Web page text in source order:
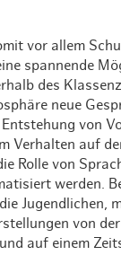
vor allem
spannende
des
neue
von
Verhalten auf
Rolle von
werden.
Jugendlichen,
von
auf einem